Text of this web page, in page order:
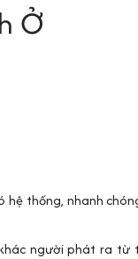
Ở
hệ thống, nhanh
người phát ra từ